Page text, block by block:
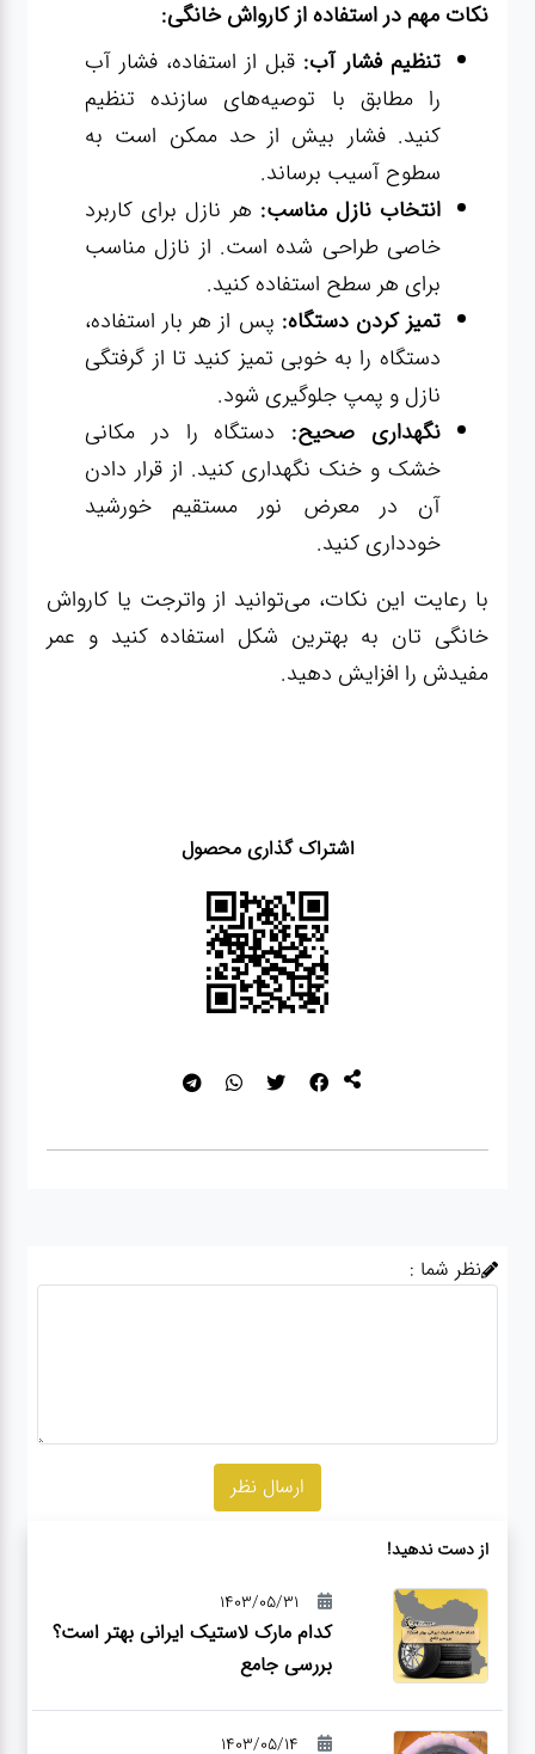
نکات مهم در استفاده از کارواش خانگی:
تنظیم فشار آب: قبل از استفاده، فشار آب
را مطابق با توصیه‌های سازنده تنظیم
کنید. فشار بیش از حد ممکن است به
سطوح آسیب برساند.
انتخاب نازل مناسب: هر نازل برای کاربرد
خاصی طراحی شده است. از نازل مناسب
برای هر سطح استفاده کنید.
تمیز کردن دستگاه: پس از هر بار استفاده،
دستگاه را به خوبی تمیز کنید تا از گرفتگی
نازل و پمپ جلوگیری شود.
نگهداری صحیح: دستگاه را در مکانی
خشک و خنک نگهداری کنید. از قرار دادن
آن در معرض نور مستقیم خورشید
خودداری کنید.
با رعایت این نکات، می‌توانید از واترجت یا کارواش
خانگی تان به بهترین شکل استفاده کنید و عمر
مفیدش را افزایش دهید.
اشتراک گذاری محصول
نظر شما :
از دست ندهید!
1403/05/31
کدام مارک لاستیک ایرانی بهتر است؟
بررسی جامع
1403/05/14